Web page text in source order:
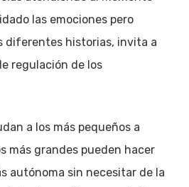
las emociones pero
diferentes historias, invita a
regulación de los
a los más pequeños a
más grandes pueden hacer
autónoma sin necesitar de la